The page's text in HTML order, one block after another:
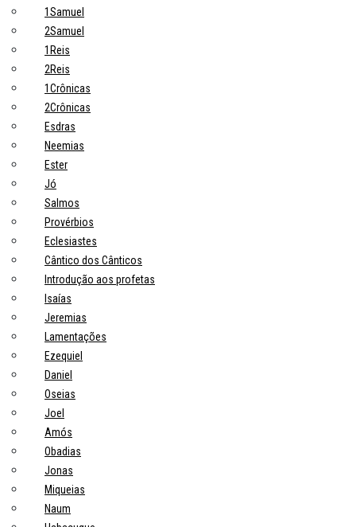
1Samuel
2Samuel
1Reis
2Reis
1Crônicas
2Crônicas
Esdras
Neemias
Ester
Jó
Salmos
Provérbios
Eclesiastes
Cântico dos Cânticos
Introdução aos profetas
Isaías
Jeremias
Lamentações
Ezequiel
Daniel
Oseias
Joel
Amós
Obadias
Jonas
Miqueias
Naum